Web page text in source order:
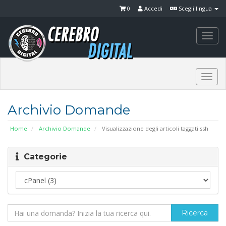
Scegli lingua
Accedi
0
Archivio Domande
Home Archivio Domande Visualizzazione degli articoli taggati ssh
Categorie